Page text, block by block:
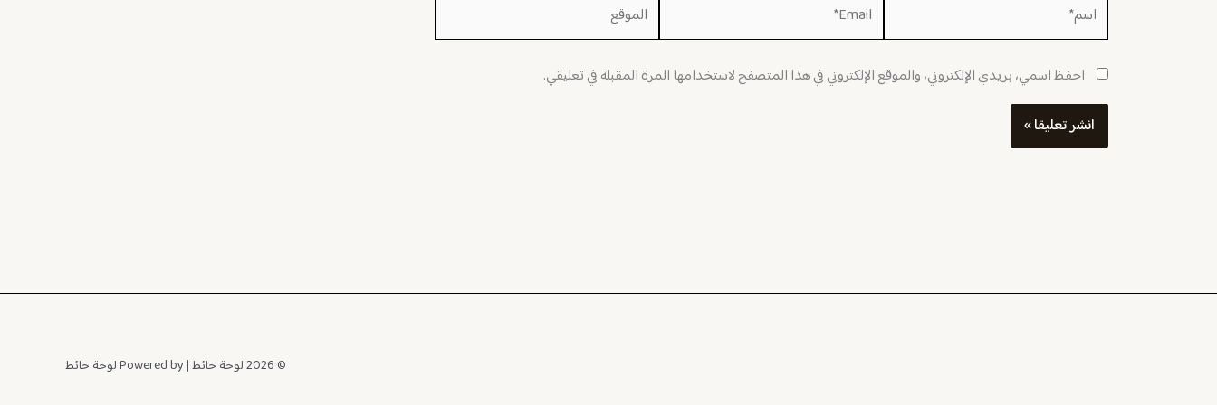
احفظ اسمي، بريدي الإلكتروني، والموقع الإلكتروني في هذا المتصفح لاستخدامها المرة المقبلة في تعليقي.
© 2026 لوحة حائط | Powered by لوحة حائط